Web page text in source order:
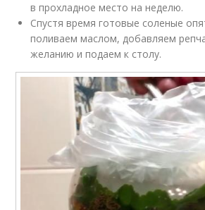
в прохладное место на неделю.
Спустя время готовые соленые
поливаем маслом, добавляем
желанию и подаем к столу.